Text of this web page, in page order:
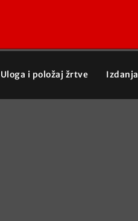
Uloga i položaj žrtve Izdanja